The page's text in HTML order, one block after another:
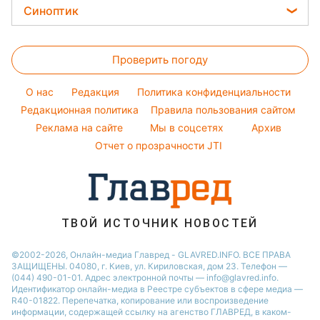
Новости Львова
Новости Днепра
Новости Тернополя
Филипп Киркоров
Алла Пугачева
Легкие десерты
Праздничное меню
Авто
Стирка
Комнатные растения
Цены на продукты
Денежная помощь
Курс валют
Синоптик
Магнитные бури
Погода на сегодня
Погода на завтра
Пылевая буря
Проверить погоду
O нас Редакция
Политика конфиденциальности
Редакционная политика
Правила пользования сайтом
Реклама на сайте
Мы в соцсетях
Архив
Отчет о прозрачности JTI
ТВОЙ ИСТОЧНИК НОВОСТЕЙ
©2002-2026, Онлайн-медиа Главред - GLAVRED.INFO. ВСЕ ПРАВА
ЗАЩИЩЕНЫ. 04080, г. Киев, ул. Кириловская, дом 23. Телефон —
(044) 490-01-01. Адрес электронной почты — info@glavred.info.
Идентификатор онлайн-медиа в Реестре cубъектов в сфере медиа —
R40-01822. Перепечатка, копирование или воспроизведение
информации, содержащей ссылку на агенство ГЛАВРЕД, в каком-